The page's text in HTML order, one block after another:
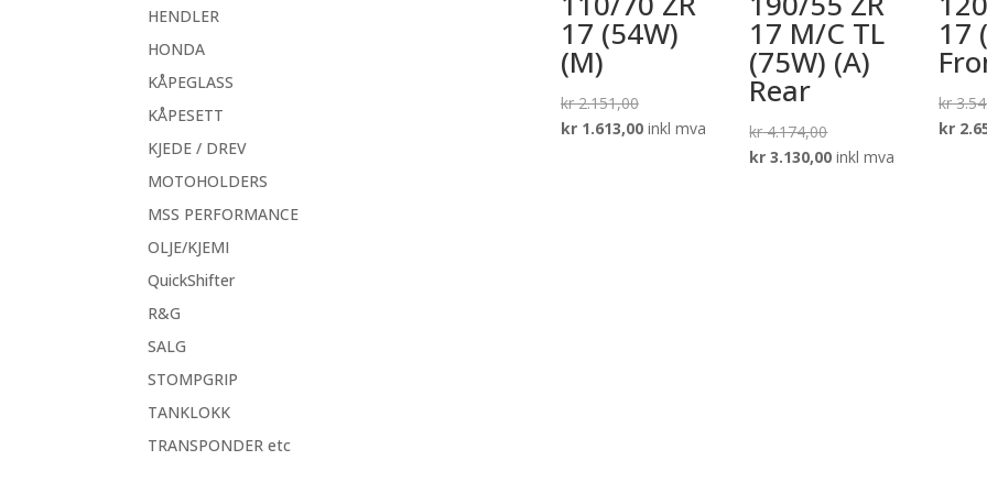
17 (54W)
(M)
kr2.151,00Opprinnelig
pris
kr1.613,00Nåværende
inkl mva
17 M/C TL
(75W) (A)
Rear
kr4.174,00Opprinnelig
pris
kr 3.130,00Nåværende
inkl mva
17
kr
kr
HENDLER
HONDA
KÅPEGLASS
KÅPESETT
KJEDE / DREV
MOTOHOLDERS
MSS PERFORMANCE
OLJE/KJEMI
QuickShifter
R&G
SALG
STOMPGRIP
TANKLOKK
TRANSPONDER etc